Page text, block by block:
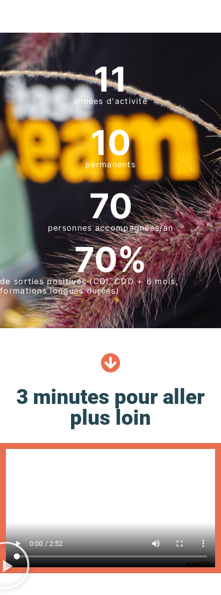
années d'activité
11
permanents
10
personnes accompagnées/an
70
de sorties positives (CDI, CDD + 6 mois,
formations longues durées)
70%
3 minutes pour aller
plus loin